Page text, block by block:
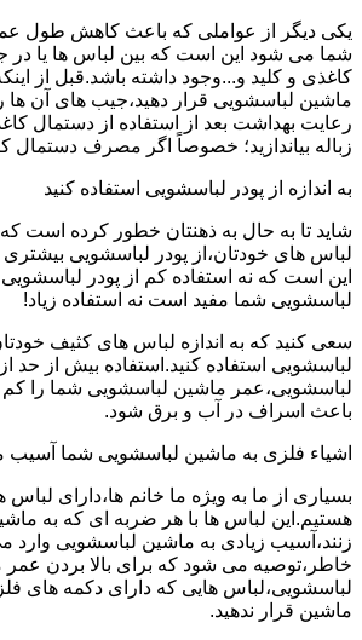
یکی دیگر از عواملی که باعث کاهش طول
شما می شود این است که بین لباس ها یا در
کاغذی و کلید و...وجود داشته باشد.قبل از
ماشین لباسشویی قرار دهید،جیب های آن ها
رعایت بهداشت بعد از استفاده از دستمال
زباله بیاندازید؛ خصوصاً اگر مصرف دستمال
به اندازه از پودر لباسشویی استفاده کنید
شاید تا به حال به ذهنتان خطور کرده است
لباس های خودتان،از پودر لباسشویی بیشتری
این است که نه استفاده کم از پودر
لباسشویی شما مفید است نه استفاده زیاد!
سعی کنید که به اندازه لباس های کثیف
لباسشویی استفاده کنید.استفاده بیش از حد
لباسشویی،عمر ماشین لباسشویی شما را کم
باعث اسراف در آب و برق شود.
اشیاء فلزی به ماشین لباسشویی شما آسیب
بسیاری از ما به ویژه ما خانم ها،دارای
هستیم.این لباس ها با هر ضربه ای که به
زنند،آسیب زیادی به ماشین لباسشویی وارد
خاطر،توصیه می شود که برای بالا بردن
لباسشویی،لباس هایی که دارای دکمه های
ماشین قرار ندهید.